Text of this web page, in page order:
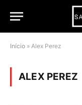
Início » Alex Perez
ALEX PEREZ